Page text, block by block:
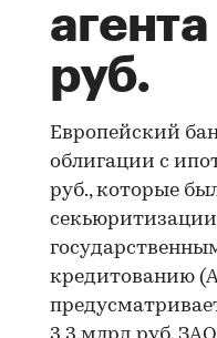
руб.
Европейский
облигации с
руб., которые
кредитованию